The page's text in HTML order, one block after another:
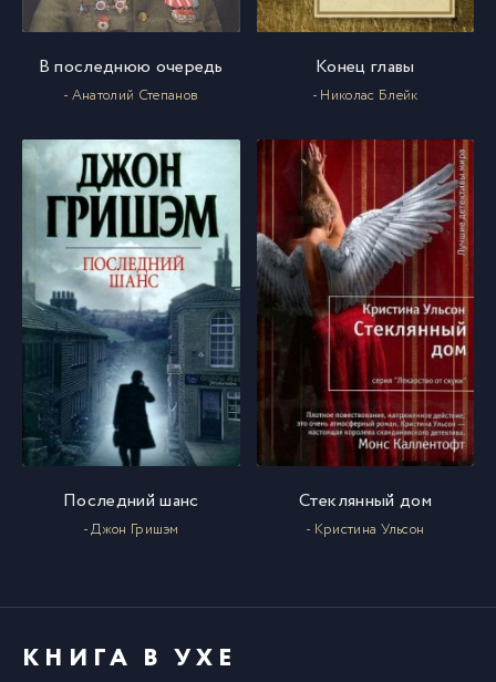
В последнюю очередь
- Анатолий Степанов
Конец главы
- Николас Блейк
Последний шанс
- Джон Гришэм
Стеклянный дом
- Кристина Ульсон
КНИГА В УХЕ